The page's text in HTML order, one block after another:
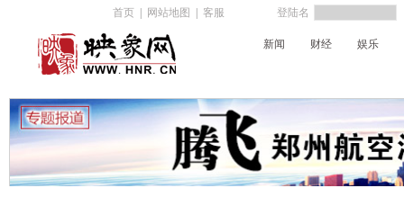
首页 网站地图 客服 登陆名
新闻 财经 娱乐